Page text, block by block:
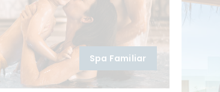
Spa Familiar